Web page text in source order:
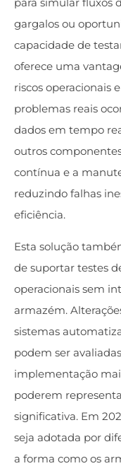
gargalos ou
capacidade de
oferece uma
riscos operacionais
problemas reais
dados em tempo
outros
contínua e a
reduzindo falhas
eficiência.
Esta solução
de suportar testes
operacionais sem
armazém.
sistemas
podem ser
implementação
poderem
significativa. Em
seja adotada por
a forma como os